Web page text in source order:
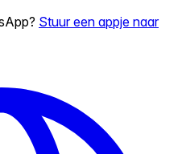
Stuur een appje naar